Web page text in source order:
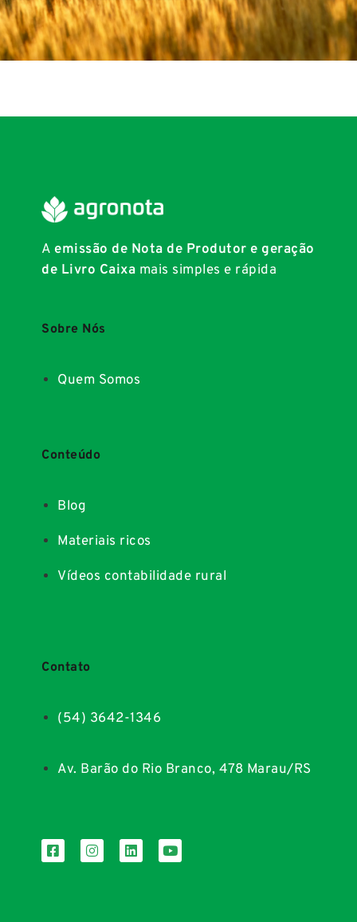
Aemissão de Nota de Produtor e geração
de Livro Caixa mais simples e rápida
Sobre Nós
Quem Somos
Conteúdo
Blog
Materiais ricos
Vídeos contabilidade rural
Contato
(54) 3642-1346
Av. Barão do Rio Branco, 478 Marau/RS